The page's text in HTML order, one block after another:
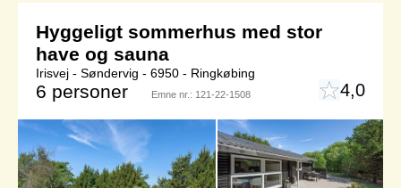
Hyggeligt sommerhus med stor
have og sauna
Irisvej - Søndervig - 6950 - Ringkøbing
6 personer Emne nr.: 121-22-1508 4,0